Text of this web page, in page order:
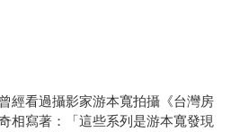
經看過攝影家游本寬拍攝《台灣房
相寫著：「這些系列是游本寬發現